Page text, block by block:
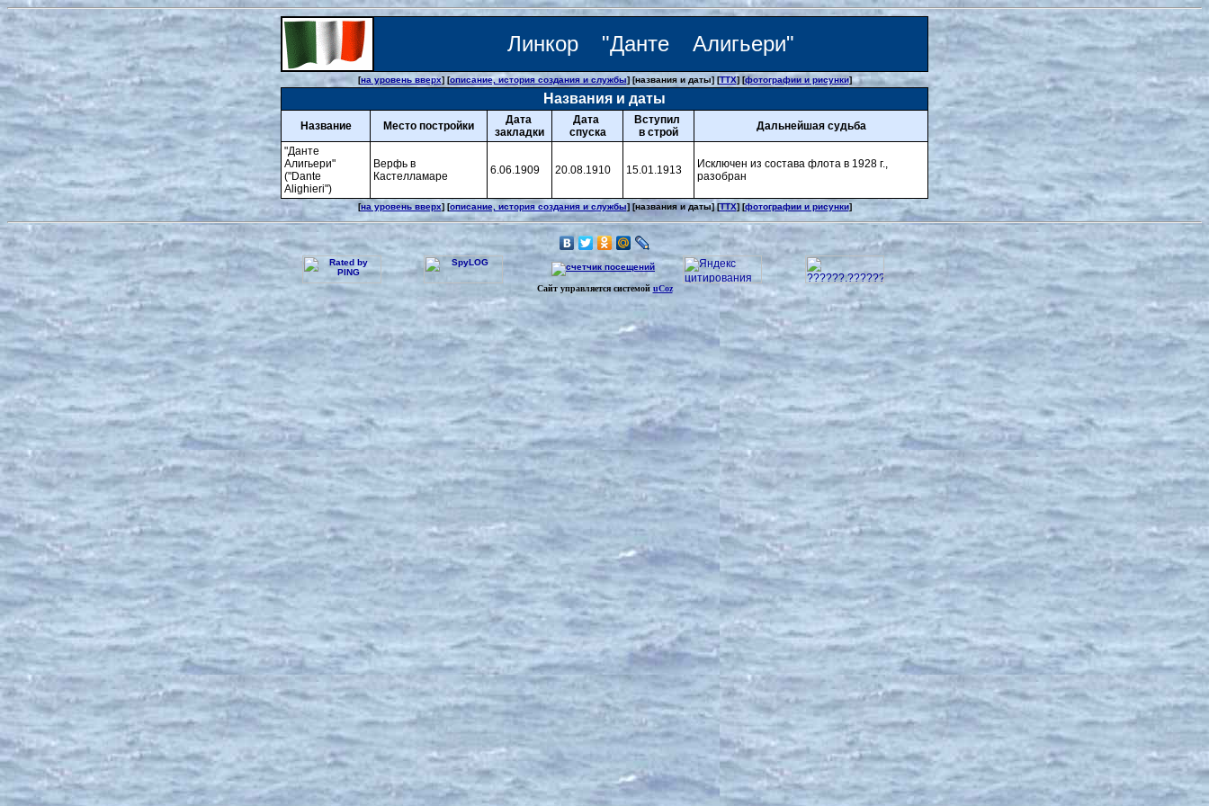
Линкор "Данте Алигьери"
[на уровень вверх] [описание, история создания и службы] [названия и даты] [ТТХ] [фотографии и рисунки]
Названия и даты
Название Место постройки
Дата
закладки
Дата
спуска
Вступил
в строй
Дальнейшая судьба
"Данте
Алигьери"
("Dante
Alighieri")
Верфь в
Кастелламаре
6.06.1909 20.08.1910 15.01.1913
Исключен из состава флота в 1928 г.,
разобран
[на уровень вверх] [описание, история создания и службы] [названия и даты] [ТТХ] [фотографии и рисунки]
Сайт управляется системой uCoz